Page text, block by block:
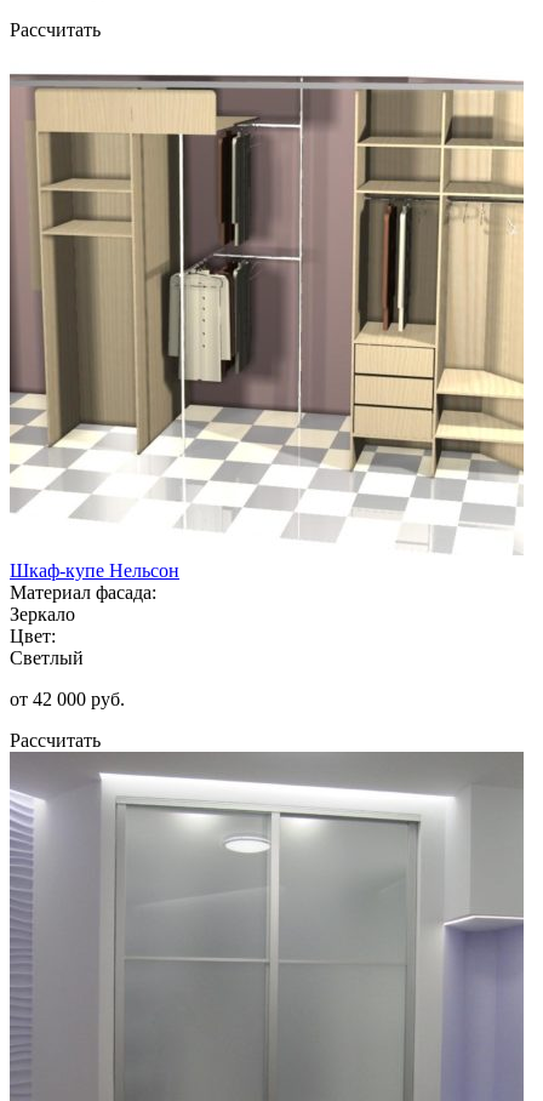
Рассчитать
Шкаф-купе Нельсон
Материал фасада:
Зеркало
Цвет:
Светлый
от 42 000 руб.
Рассчитать